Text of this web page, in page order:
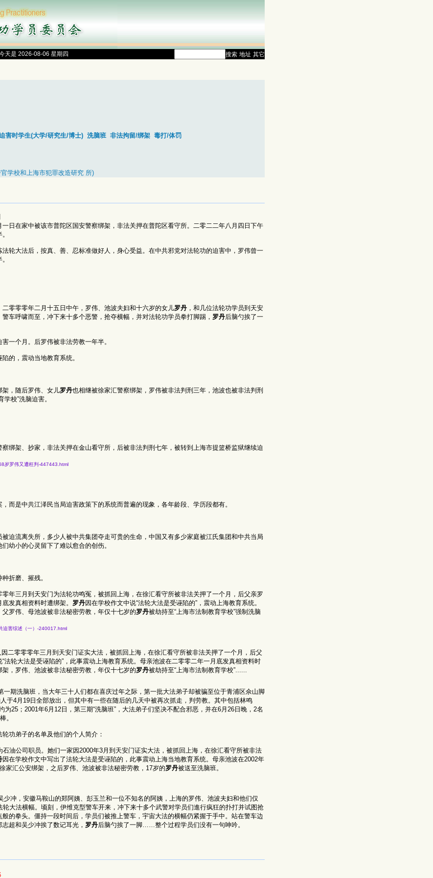
天是 2026-08-06 星期四 搜索 地址 其它
害时学生(大学/研究生/博士) 洗脑班 非法拘留/绑架 毒打/体罚
学校和上海市犯罪改造研究 所)
日在家中被该市普陀区国安警察绑架，非法关押在普陀区看守所。二零二二年八月四日下午
轮大法后，按真、善、忍标准做好人，身心受益。在中共邪党对法轮功的迫害中，罗伟曾一
零零零年二月十五日中午，罗伟、池波夫妇和十六岁的女儿罗丹 ，和几位法轮功学员到天安
车呼啸而至，冲下来十多个恶警，抢夺横幅，并对法轮功学员拳打脚踢， 罗丹后脑勺挨了一
一个月。后罗伟被非法劳教一年半。
的，震动当地教育系统。
架，随后罗伟、女儿罗丹也相继被徐家汇警察绑架，罗伟被非法判刑三年，池波也被非法判刑
校”洗脑迫害。
绑架、抄家，非法关押在金山看守所，后被非法判刑七年，被转到上海市提篮桥监狱继续迫
岁罗伟又遭枉判-447443.html
而是中共江泽民当局迫害政策下的系统而普遍的现象，各年龄段、学历段都有。
迫流离失所，多少人被中共集团夺走可贵的生命，中国又有多少家庭被江氏集团和中共当局
幼小的心灵留下了难以愈合的创伤。
折磨、摧残。
年三月到天安门为法轮功鸣冤，被抓回上海，在徐汇看守所被非法关押了一个月，后父亲罗
发真相资料时遭绑架。 罗丹因在学校作文中说“法轮大法是受诬陷的”，震动上海教育系统。
罗伟、母池波被非法秘密劳教，年仅十七岁的罗丹被劫持至“上海市法制教育学校”强制洗脑
迫害综述（一）-240017.html
二零零零年三月到天安门证实大法，被抓回上海，在徐汇看守所被非法关押了一个月，后父
“法轮大法是受诬陷的”，此事震动上海教育系统。母亲池波在二零零二年一月底发真相资料时
，罗伟、池波被非法秘密劳教，年仅十七岁的罗丹被劫持至“上海市法制教育学校”......
一期洗脑班，当大年三十人们都在喜庆过年之际，第一批大法弟子却被骗至位于青浦区佘山脚
于4月19日全部放出，但其中有一些在随后的几天中被再次抓走，判劳教。其中包括林鸣
为25；2001年6月12日，第三期“洗脑班”，大法弟子们坚决不配合邪恶，并在6月26日晚，2名
。
功弟子的名单及他们的个人简介：
石油公司职员。她们一家因2000年3月到天安门证实大法，被抓回上海，在徐汇看守所被非法
因在学校作文中写出了法轮大法是受诬陷的，此事震动上海当地教育系统。母亲池波在2002年
家汇公安绑架，之后罗伟、池波被非法秘密劳教，17岁的罗丹被送至洗脑班。
冲，安徽马鞍山的郑阿姨、彭玉兰和一位不知名的阿姨，上海的罗伟、池波夫妇和他们仅
大法横幅。顷刻，伊维克型警车开来，冲下来十多个武警对学员们進行疯狂的扑打并试图抢
的拳头。僵持一段时间后，学员们被推上警车，宇宙大法的横幅仍紧握于手中。站在警车边
超和吴少冲挨了数记耳光， 罗丹后脑勺挨了一脚……整个过程学员们没有一句呻吟。